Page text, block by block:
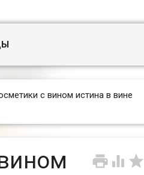
с вином истина в вине
  